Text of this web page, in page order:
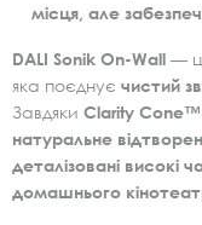
місця, але
DALI Sonik On-Wall —
яка поєднує чистий
Завдяки Clarity Cone™
натуральне
деталізовані високі
домашнього